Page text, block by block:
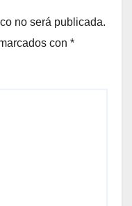
no será publicada.
con *